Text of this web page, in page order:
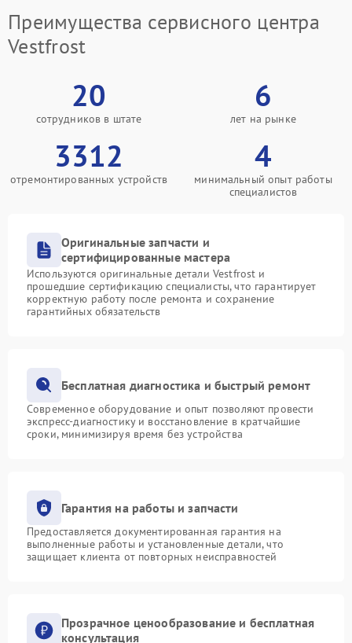
Преимущества сервисного центра
Vestfrost
20
сотрудников в штате
6
лет на рынке
3312
отремонтированных устройств
4
минимальный опыт работы
специалистов
Оригинальные запчасти и
сертифицированные мастера
Используются оригинальные детали Vestfrost и
прошедшие сертификацию специалисты, что гарантирует
корректную работу после ремонта и сохранение
гарантийных обязательств
Бесплатная диагностика и быстрый ремонт
Современное оборудование и опыт позволяют провести
экспресс-диагностику и восстановление в кратчайшие
сроки, минимизируя время без устройства
Гарантия на работы и запчасти
Предоставляется документированная гарантия на
выполненные работы и установленные детали, что
защищает клиента от повторных неисправностей
Прозрачное ценообразование и бесплатная
консультация